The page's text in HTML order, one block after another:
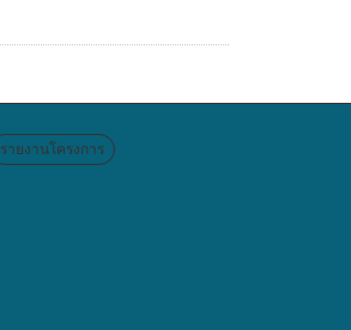
รายงานโครงการ